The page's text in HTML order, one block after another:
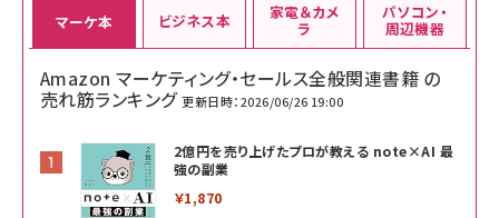
マーケ本
Amazon マーケティング・セールス全般関連書籍 の
売れ筋ランキング 更新日時：2026/06/26 19:00
2億円を売り上げたプロが教える note×AI 最
強の副業
￥1,870
ビジネス本 家電＆カメ
ラ
パソコン・
周辺機器